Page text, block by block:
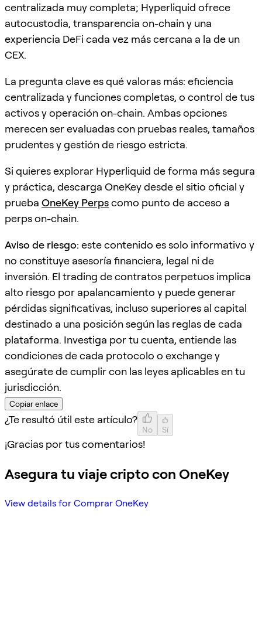
centralizada muy completa; Hyperliquid ofrece
autocustodia, transparencia on-chain y una
experiencia DeFi cada vez más cercana a la de un
CEX.
La pregunta clave es qué valoras más: eficiencia
centralizada y funciones completas, o control de tus
activos y operación on-chain. Ambas opciones
merecen ser evaluadas con pruebas reales, tamaños
prudentes y gestión de riesgo estricta.
Si quieres explorar Hyperliquid de forma más segura
y práctica, descarga OneKey desde el sitio oficial y
prueba OneKey Perpscomo punto de acceso a
perps on-chain.
Aviso de riesgo: este contenido es solo informativo y
no constituye asesoría financiera, legal ni de
inversión. El trading de contratos perpetuos implica
alto riesgo por apalancamiento y puede generar
pérdidas significativas, incluso superiores al capital
destinado a una posición según las reglas de cada
plataforma. Investiga por tu cuenta, entiende las
condiciones de cada protocolo o exchange y
asegúrate de cumplir con las leyes aplicables en tu
jurisdicción.
Copiar enlace
¿Te resultó útil este artículo?
No Sí
¡Gracias por tus comentarios!
Asegura tu viaje cripto con OneKey
View details for Comprar OneKey